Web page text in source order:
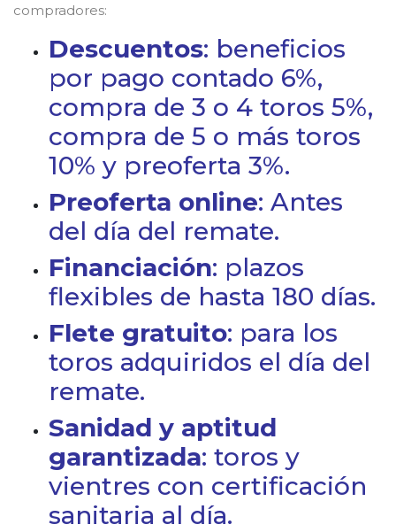
compradores:
Descuentos: beneficios
por pago contado 6%,
compra de 3 o 4 toros 5%,
compra de 5 o más toros
10% y preoferta 3%.
Preoferta online: Antes
del día del remate.
Financiación: plazos
flexibles de hasta 180 días.
Flete gratuito: para los
toros adquiridos el día del
remate.
Sanidad y aptitud
garantizada: toros y
vientres con certificación
sanitaria al día.